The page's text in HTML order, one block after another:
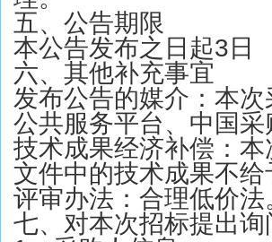
五、公告期限
本公告发布之日起3日
六、其他补充事宜
发布公告的媒介：本
公共服务平台、中国
技术成果经济补偿：
文件中的技术成果不
评审办法：合理低价法
七、对本次招标提出